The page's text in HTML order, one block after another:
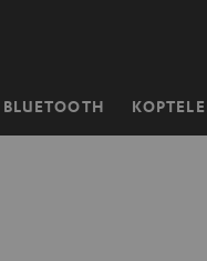
BLUETOOTH